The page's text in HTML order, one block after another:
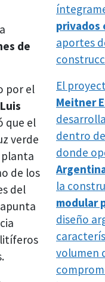
de
por el
Luis
que el
verde
planta
de los
del
privados
aportes
El
Meitner
dentro
donde
la
modular
diseño
volumen